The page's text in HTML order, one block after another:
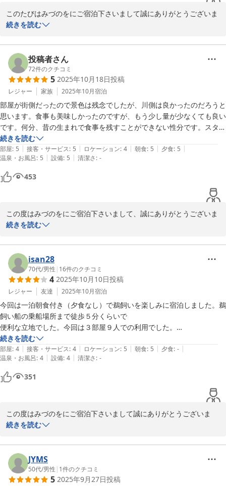
このたびはみづのをにご宿泊下さいまして誠にありがとうございま
す。なたクチコミをお寄せ下さり重ねて御礼申し上げます。お部屋
しみいただけますが、特に春は対岸の遊歩道の桜並木が大変美しく
犬山を訪れた多くのお客様の目を楽しませてくれます。夜はライト
アップされた犬山城が荘厳な光を放っています。また機会がござい
ましたら季節を変えてお越しいただければ幸いと存じます」、晩秋
のこのごろくれぐれもご自愛くださいませ。　　女将
犬山温泉 旬樹庵 八勝閣みづのを
2025-11-12
続きを読む
投稿者さん
72件のクチコミ
5 2025年10月18日投稿
レジャー 家族 2025年10月宿泊
部屋が街側だったので景色は残念でしたが、川側は良かったのだろうと
思います。食事も美味しかったのですが、もう少し量が少なくても良い
です。何分、昔の生まれで食事を残すことができない性分です。スタッ
フの皆さんも親切で館内もきれいでした。近くに行くことがあったら、
また宿泊したいです。
続きを読む
部屋: 5 | 接客・サービス: 5 | ロケーション: 4 | 朝食: 5 | 夕食: 5 |
温泉・お風呂: 5 | 設備: 5 | 清潔さ: -
453
この度はみづのをにご宿泊下さいまして、誠にありがとうございま
す。またクチコミをお寄せ下さり、高い評価をいただき重ねて御礼
ドの部屋ですがごゆっくりとお休みいただけましたでしょうか？ス
タッフの対応についてお褒めのお言葉をいただきありがとうござい
ました。大変励みになります。また機会がございましたら、ぜひお
越しくださいませ。スタッフ一同心からお待ち申し上げておりま
す。　　　女将
2025-10-20
続きを読む
isan28
70代/男性 | 16件のクチコミ
4 2025年10月10日投稿
レジャー 友達 2025年10月宿泊
今回は一泊朝食付き（夕食なし）で鵜飼いを楽しみに宿泊しました。鵜
飼い船の乗船場所まで徒歩５分くらいで
便利な立地でした。今回は３部屋９人での利用でした。
朝食は大変美味しく量質ともに良かったです。また部屋からの展望も犬
山城が見えて大満足です。ただ唯一残念に感じたのは車で５分くらいの
犬山城や有楽苑他への送りをお願いしたところ、一口で断られ少しがっ
かりでした。その他はすべての設備、サービス、従業員の応対、食事他
十分満足いたしました。
続きを読む
部屋: 4 | 接客・サービス: 4 | ロケーション: 5 | 朝食: 5 | 夕食: - |
温泉・お風呂: 4 | 設備: 4 | 清潔さ: -
351
この度はみづのをにご宿泊下さいまして誠にありがとうございま
す。またクチコミをお寄せ下さり重ねて御礼申し上げます。ご滞在
ております。送迎のバスにつきましては、ご不自由をおかけし申し
訳ございまさんでした。バスは最寄り駅：犬山遊園⇔みづのをのみ
運行が許されておりその他の場所は徒歩かタクシーでお願いしてお
ります。なにとぞご理解賜りますようお願いいたします。また機会
続きを読む
JYMS
50代/男性 | 1件のクチコミ
5 2025年9月27日投稿